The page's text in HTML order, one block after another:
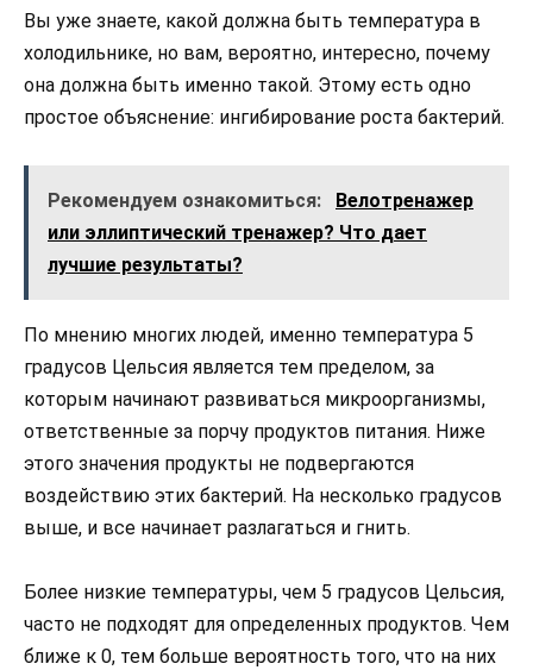
Вы уже знаете, какой должна быть температура в
холодильнике, но вам, вероятно, интересно, почему
она должна быть именно такой. Этому есть одно
простое объяснение: ингибирование роста бактерий.
Рекомендуем ознакомиться:
Велотренажер
или эллиптический тренажер? Что дает
лучшие результаты?
По мнению многих людей, именно температура 5
градусов Цельсия является тем пределом, за
которым начинают развиваться микроорганизмы,
ответственные за порчу продуктов питания. Ниже
этого значения продукты не подвергаются
воздействию этих бактерий. На несколько градусов
выше, и все начинает разлагаться и гнить.
Более низкие температуры, чем 5 градусов Цельсия,
часто не подходят для определенных продуктов. Чем
ближе к 0, тем больше вероятность того, что на них